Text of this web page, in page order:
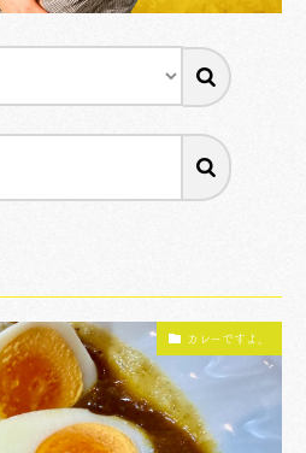
カレーですよ。